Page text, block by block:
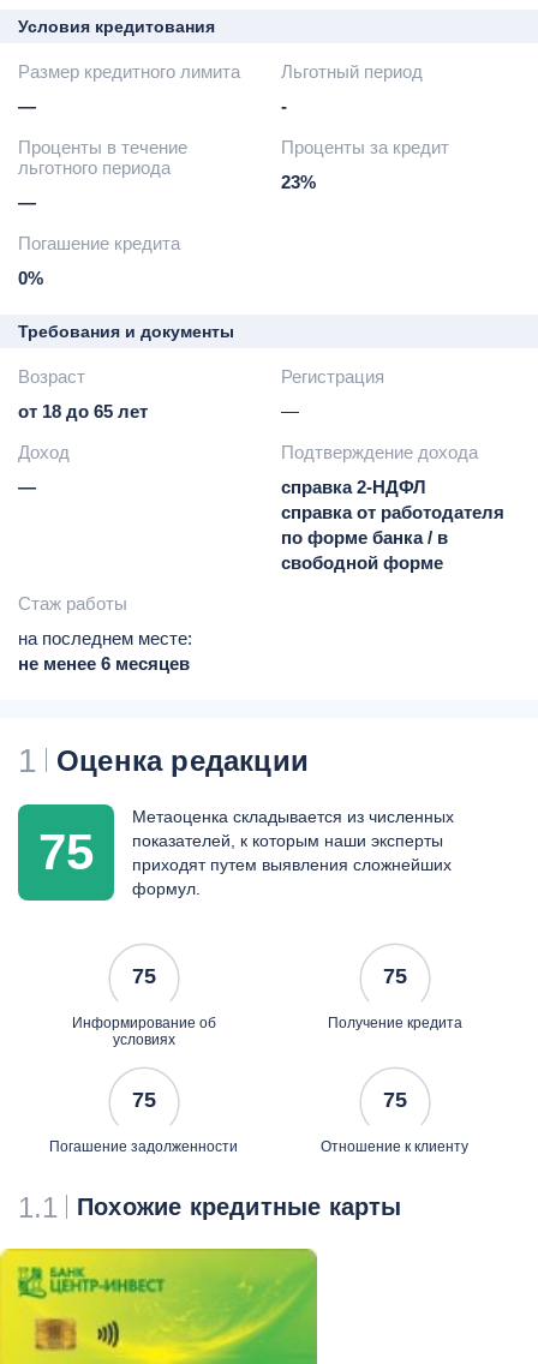
предоставляются скидки
кешбэк-сервис до 30% за
покупки в интернет-
Условия кредитования
Размер кредитного лимита
—
Льготный период
-
Проценты в течение
льготного периода
—
Проценты за кредит
23%
Погашение кредита
0%
Требования и документы
Возраст
от 18 до 65 лет
Регистрация
—
Доход
—
Подтверждение дохода
справка 2-НДФЛ
справка от работодателя
по форме банка / в
свободной форме
Стаж работы
на последнем месте:
не менее 6 месяцев
1 Оценка редакции
75
Метаоценка складывается из численных
показателей, к которым наши эксперты
приходят путем выявления сложнейших
формул.
75
Информирование об
условиях
75
Получение кредита
75
Погашение задолженности
75
Отношение к клиенту
1.1 Похожие кредитные карты